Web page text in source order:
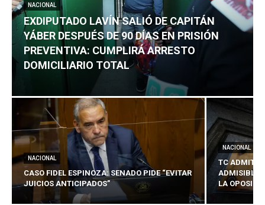
NACIONAL
EXDIPUTADO LAVÍN SALIÓ DE CAPITÁN
YÁBER DESPUÉS DE 90 DÍAS EN PRISIÓN
PREVENTIVA: CUMPLIRÁ ARRESTO
DOMICILIARIO TOTAL
NACIONAL
CASO FIDEL ESPINOZA: SENADO PIDE “EVITAR
JUICIOS ANTICIPADOS”
NACIONAL
TC ADMITE
ADMISIBLES
LA